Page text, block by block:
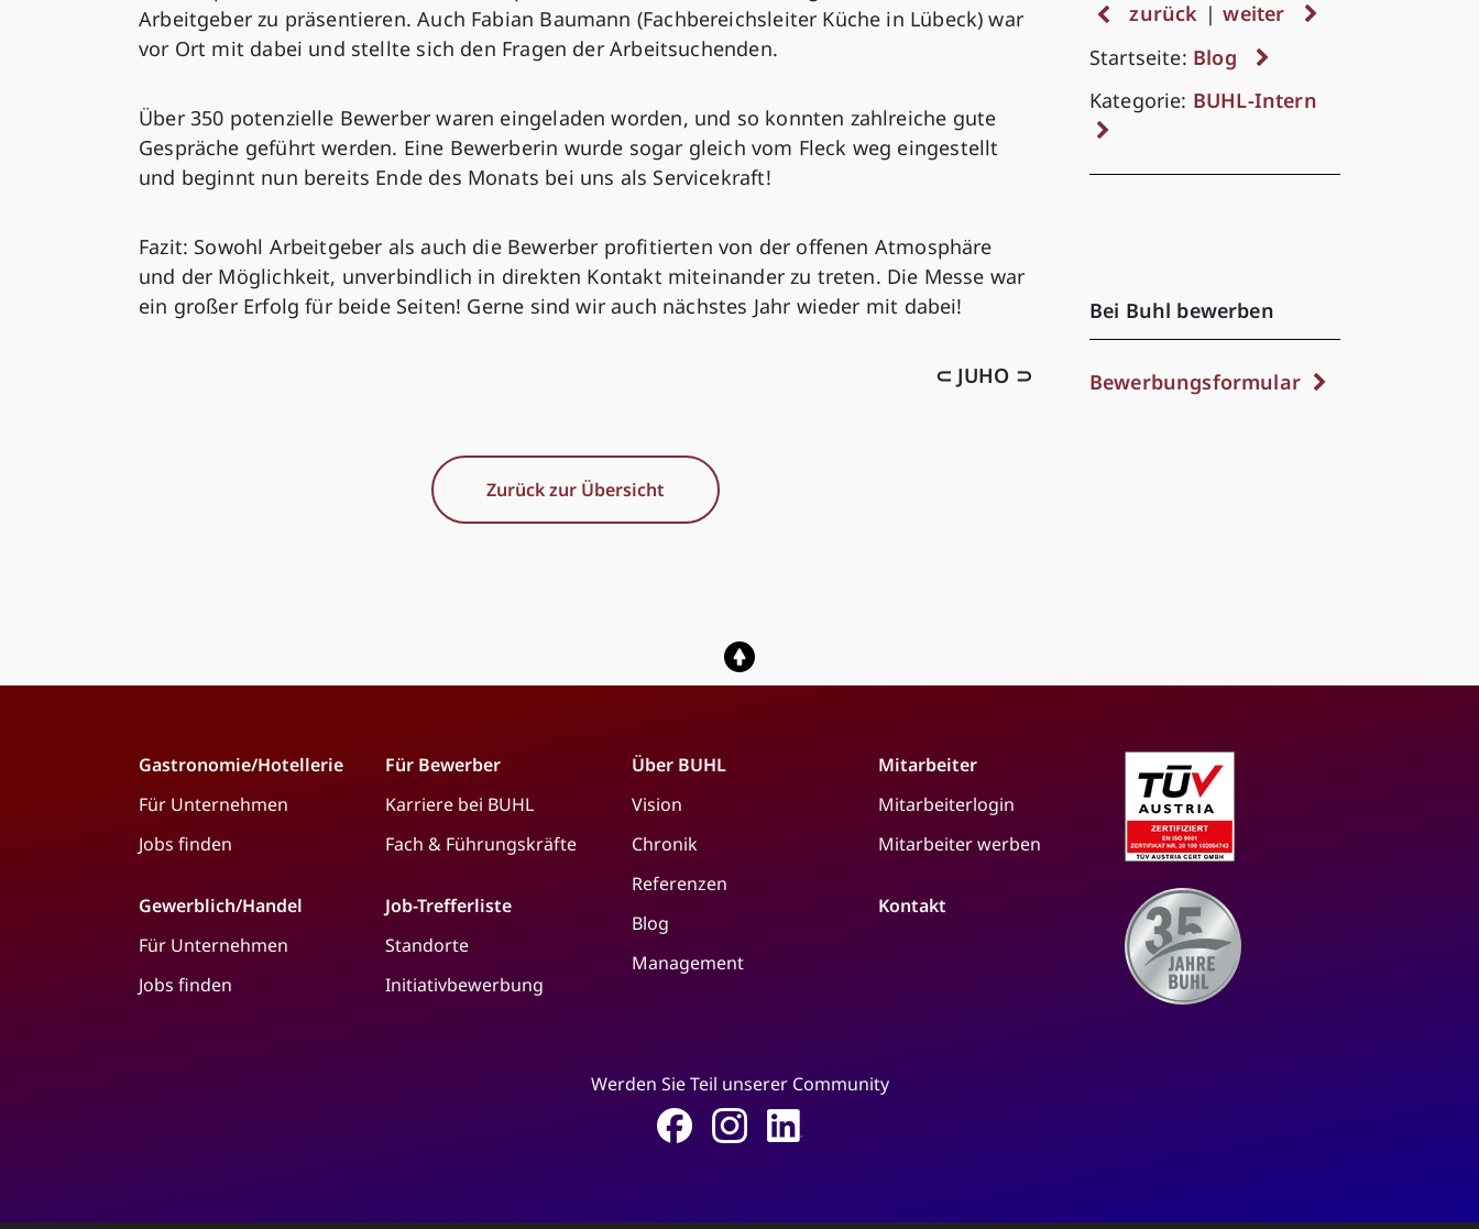
Arbeitgeber zu präsentieren. Auch Fabian Baumann (Fachbereichsleiter Küche in Lübeck) war
vor Ort mit dabei und stellte sich den Fragen der Arbeitsuchenden.
Über 350 potenzielle Bewerber waren eingeladen worden, und so konnten zahlreiche gute
Gespräche geführt werden. Eine Bewerberin wurde sogar gleich vom Fleck weg eingestellt
und beginnt nun bereits Ende des Monats bei uns als Servicekraft!
Fazit: Sowohl Arbeitgeber als auch die Bewerber profitierten von der offenen Atmosphäre
und der Möglichkeit, unverbindlich in direkten Kontakt miteinander zu treten. Die Messe war
ein großer Erfolg für beide Seiten! Gerne sind wir auch nächstes Jahr wieder mit dabei!
⊂ JUHO ⊃
Zurück zur Übersicht
zurück | weiter
Startseite: Blog
Kategorie: BUHL-Intern
Bei Buhl bewerben
Bewerbungsformular
Gastronomie/Hotellerie
Für Unternehmen
Jobs finden
Gewerblich/Handel
Für Unternehmen
Jobs finden
Für Bewerber
Karriere bei BUHL
Fach & Führungskräfte
Job-Trefferliste
Standorte
Initiativbewerbung
Über BUHL
Vision
Chronik
Referenzen
Blog
Management
Mitarbeiter
Mitarbeiterlogin
Mitarbeiter werben
Kontakt
Werden Sie Teil unserer Community